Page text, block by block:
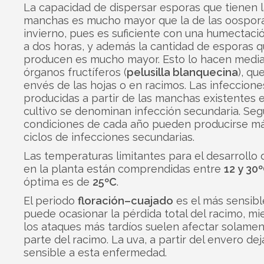
La capacidad de dispersar esporas que tienen
manchas es mucho mayor que la de las
invierno, pues es suficiente con una
a dos horas, y además la cantidad de esporas
producen es mucho mayor. Esto lo hacen
órganos fructíferos (pelusilla blanquecina),
envés de las hojas o en racimos. Las
producidas a partir de las manchas existentes
cultivo se denominan infección secundaria.
condiciones de cada año pueden producirse
ciclos de infecciones secundarias.
Las temperaturas limitantes para el desarrollo
en la planta están comprendidas entre 12 y
óptima es de 25ºC.
El periodo floración–cuajado es el más
puede ocasionar la pérdida total del racimo,
los ataques más tardíos suelen afectar
parte del racimo. La uva, a partir del envero
sensible a esta enfermedad.